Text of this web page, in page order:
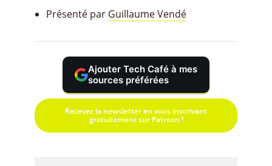
Présenté par Guillaume Vendé
Ajouter Tech Café à mes
sources préférées
Recevez la newsletter en vous inscrivant
gratuitement sur Patreon !